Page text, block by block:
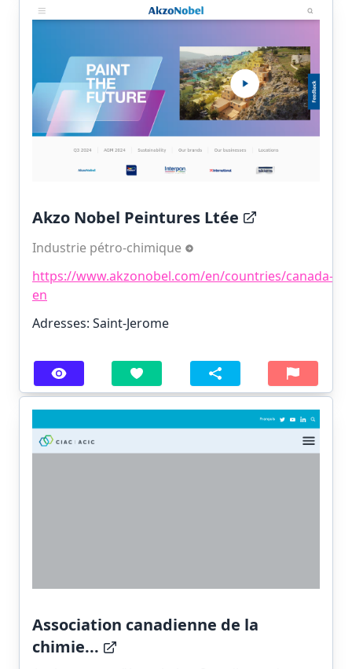
Akzo Nobel Peintures Ltée
Industrie pétro-chimique
https://www.akzonobel.com/en/countries/canada-
en
Adresses: Saint-Jerome
Association canadienne de la
chimie...